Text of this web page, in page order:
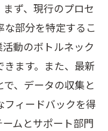
ず、現行のプロセ
部分を特定するこ
動のボトルネック
ます。また、最新
、データの収集と
ィードバックを得
ムとサポート部門